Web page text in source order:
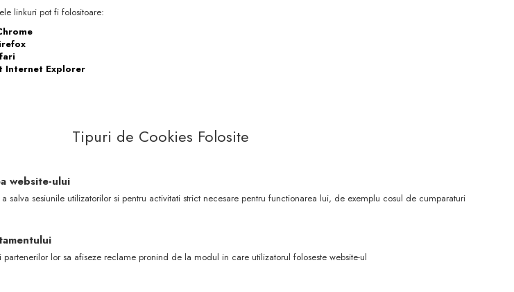
linkuri pot fi folositoare:
Internet Explorer
Tipuri de Cookies Folosite
website-ului
salva sesiunile utilizatorilor si pentru activitati strict necesare pentru functionarea lui, de exemplu cosul de cumparaturi
lor sa afiseze reclame pronind de la modul in care utilizatorul foloseste website-ul